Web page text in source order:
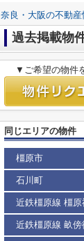
奈良・大阪の不動
過去掲載物
▼ご希望の物件
同じエリアの物件
橿原市
石川町
近鉄橿原線 橿原
近鉄橿原線 畝傍